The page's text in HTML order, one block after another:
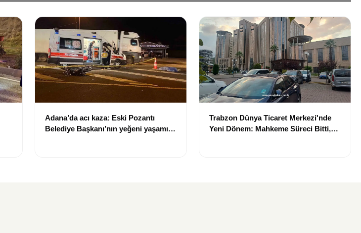
Adana’da acı kaza: Eski Pozantı
Belediye Başkanı’nın yeğeni yaşamını
Trabzon Dünya Ticaret Merkezi'nde
Yeni Dönem: Mahkeme Süreci Bitti,